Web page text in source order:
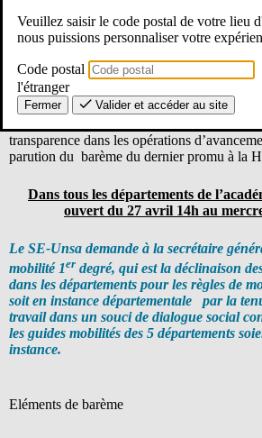
traitent de la carrière (avancement
(Mouvement) de tous les personnels de
Cette année, seules les lignes directrices de
modifiées et discutées en groupe de travail.
transparence dans les opérations
parution du barème du dernier promu à la
Dans tous les départements de
ouvert du 27 avril 14h au
Le SE-Unsa demande à la secrétaire
mobilité 1er degré, qui est la déclinaison
dans les départements pour les règles de
soit en instance départementale par la
travail dans un souci de dialogue social
les guides mobilités des 5 départements
instance.
Eléments de barème
Veuillez saisir le code postal de votre lieu
nous puissions personnaliser votre
Code postal
l'étranger
Fermer Valider et accéder au site